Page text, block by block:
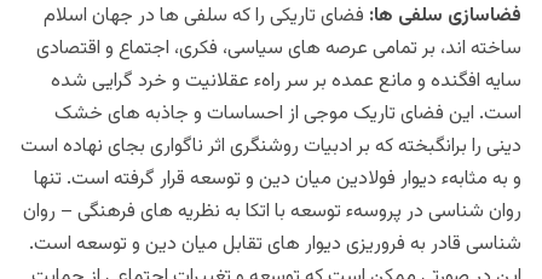
فضاسازی سلفی ها: فضای تاریکی را که سلفی ها در جهان اسلام
ساخته اند، بر تمامی عرصه های سیاسی، فکری، اجتماع و اقتصادی
سایه افگنده و مانع عمده بر سر راهء عقلانیت و خرد گرایی شده
است. این فضای تاریک موجی از احساسات و جاذبه های خشک
دینی را برانگبخته که بر ادبیات روشنگری اثر ناگواری بجای نهاده است
و به مثابهء دیوار فولادین میان دین و توسعه قرار گرفته است. تنها
روان شناسی در پروسهء توسعه با اتکا به نظریه های فرهنگی – روان
شناسی قادر به فروریزی دیوار های تقابل میان دین و توسعه است.